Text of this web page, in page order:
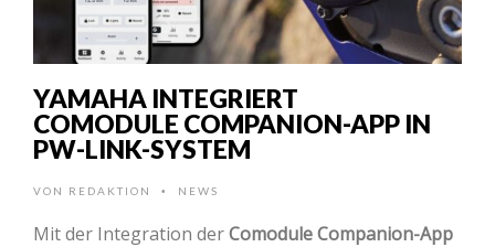
YAMAHA INTEGRIERT
COMODULE COMPANION-APP IN
PW-LINK-SYSTEM
VON REDAKTION • NEWS
Mit der Integration derComodule Companion-App